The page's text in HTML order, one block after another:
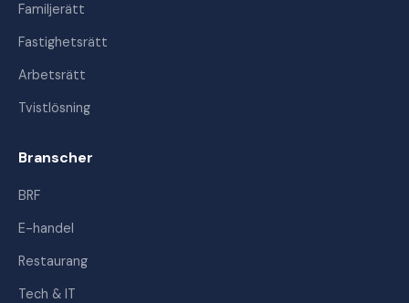
Familjerätt
Fastighetsrätt
Arbetsrätt
Tvistlösning
Branscher
BRF
E-handel
Restaurang
Tech & IT